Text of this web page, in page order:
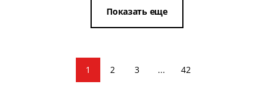
Показать еще
1 2 3 ... 42